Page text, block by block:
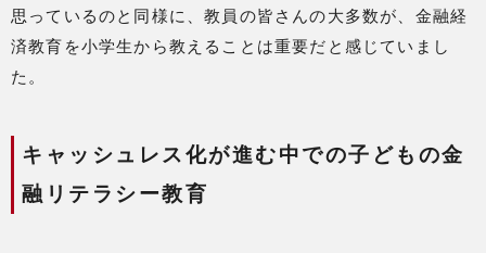
思っているのと同様に、教員の皆さんの大多数が、金融経
済教育を小学生から教えることは重要だと感じていまし
た。
キャッシュレス化が進む中での子どもの金
融リテラシー教育